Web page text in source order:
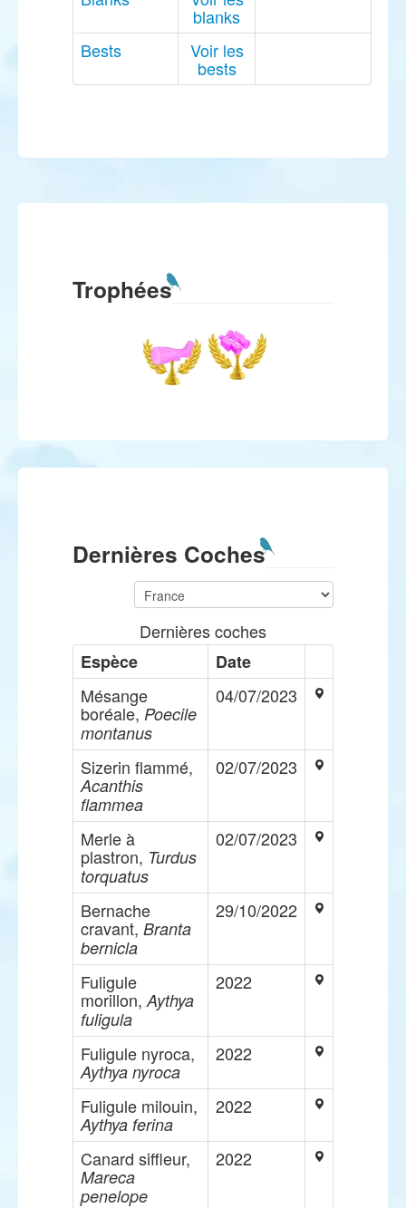
blanks
Bests
Voir les
bests
Trophées
Dernières Coches
Dernières coches
Espèce
Date
Mésange
boréale, Poecile
montanus
04/07/2023
Sizerin flammé,
Acanthis
flammea
02/07/2023
Merle à
plastron, Turdus
torquatus
02/07/2023
Bernache
cravant, Branta
bernicla
29/10/2022
Fuligule
morillon, Aythya
fuligula
2022
Fuligule nyroca,
Aythya nyroca
2022
Fuligule milouin,
Aythya ferina
2022
Canard siffleur,
Mareca
penelope
2022